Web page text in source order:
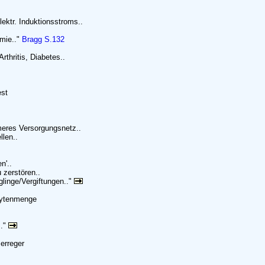
Induktionsstroms..
Bragg S.132
Diabetes..
Versorgungsnetz..
Vergiftungen.."